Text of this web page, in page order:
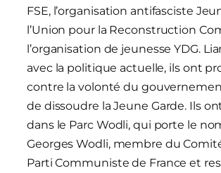
FSE, l’organisation antifasciste
l’Union pour la Reconstruction
l’organisation de jeunesse YDG.
avec la politique actuelle, ils ont
contre la volonté du
de dissoudre la Jeune Garde. Ils
dans le Parc Wodli, qui porte le
Georges Wodli, membre du
Parti Communiste de France et